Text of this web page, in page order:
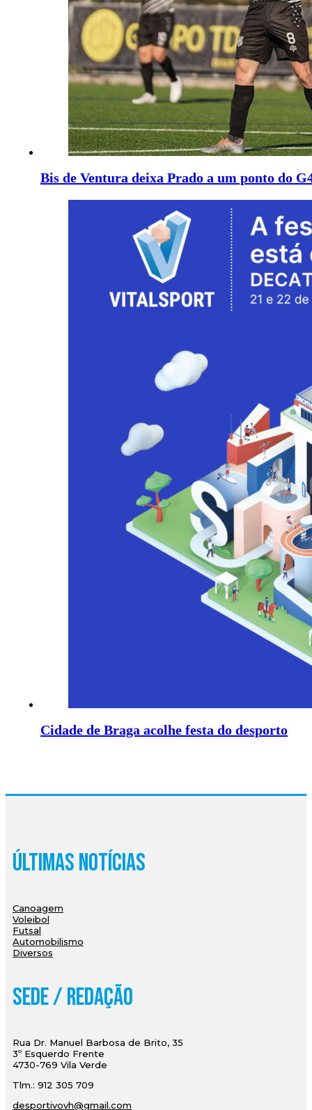
Bis de Ventura deixa Prado a um ponto do
Cidade de Braga acolhe festa do desporto
Últimas Notícias
Canoagem
Voleibol
Futsal
Automobilismo
Diversos
Sede / Redação
Rua Dr. Manuel Barbosa de Brito, 35
3º Esquerdo Frente
4730-769 Vila Verde
Tlm.: 912 305 709
desportivovh@gmail.com